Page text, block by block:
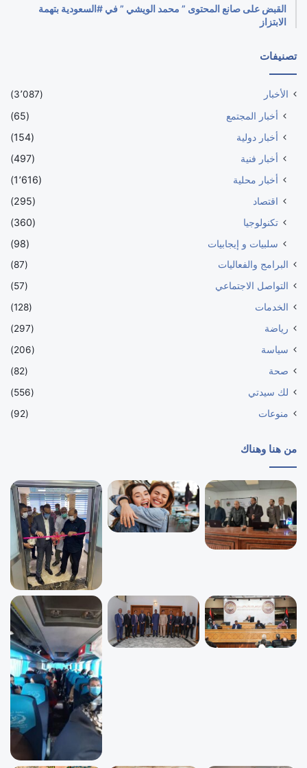
القبض على صانع المحتوى ” محمد الويشي ” في #السعودية بتهمة
الابتزاز
تصنيفات
الأخبار (3٬087)
أخبار المجتمع
(65)
أخبار دولية
(154)
أخبار فنية
(497)
أخبار محلية
(1٬616)
اقتصاد
(295)
تكنولوجيا
(360)
سلبيات و إيجابيات
(98)
البرامج والفعاليات
(87)
التواصل الاجتماعي
(57)
الخدمات
(128)
رياضة
(297)
سياسة
(206)
صحة
(82)
لك سيدتي
(556)
منوعات
(92)
من هنا وهناك